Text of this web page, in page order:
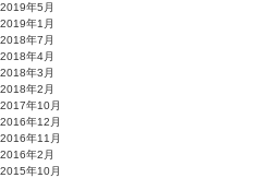
2019年5月
2019年1月
2018年7月
2018年4月
2018年3月
2018年2月
2017年10月
2016年12月
2016年11月
2016年2月
2015年10月